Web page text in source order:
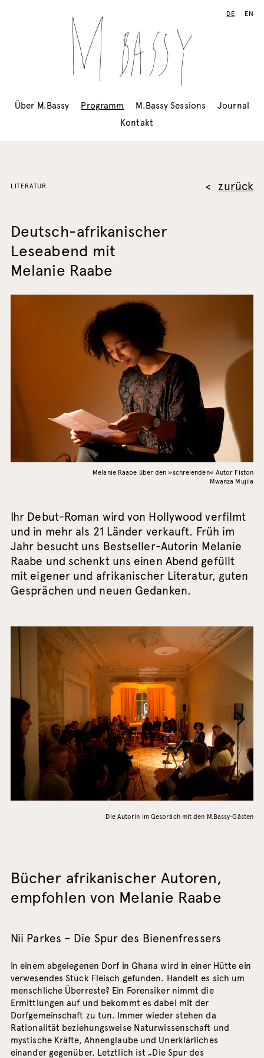
Über M.Bassy Programm M.Bassy Sessions
Journal
Kontakt
DE EN
zurück
LITERATUR
Deutsch-afrikanischer
Leseabend mit
Melanie Raabe
Melanie Raabe über den »schreienden« Autor Fiston
Mwanza Mujila
Ihr Debut-Roman wird von Hollywood verfilmt
und in mehr als 21 Länder verkauft. Früh im
Jahr besucht uns Bestseller-Autorin Melanie
Raabe und schenkt uns einen Abend gefüllt
mit eigener und afrikanischer Literatur, guten
Gesprächen und neuen Gedanken.
Die Autorin im Gespräch mit den M.Bassy‑Gästen
Bücher afrikanischer Autoren,
empfohlen von Melanie Raabe
Nii Parkes – Die Spur des Bienenfressers
In einem abgelegenen Dorf in Ghana wird in einer Hütte ein
verwesendes Stück Fleisch gefunden. Handelt es sich um
menschliche Überreste? Ein Forensiker nimmt die
Ermittlungen auf und bekommt es dabei mit der
Dorfgemeinschaft zu tun. Immer wieder stehen da
Rationalität beziehungsweise Naturwissenschaft und
mystische Kräfte, Ahnenglaube und Unerklärliches
einander gegenüber. Letztlich ist „Die Spur des